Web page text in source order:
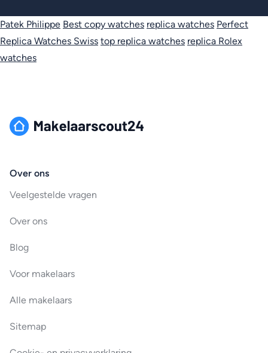
Patek Philippe Best copy watches replica watches Perfect
Replica Watches Swiss top replica watches replica Rolex
watches
Over ons
Veelgestelde vragen
Over ons
Blog
Voor makelaars
Alle makelaars
Sitemap